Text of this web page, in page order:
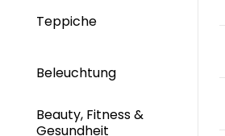
Teppiche
Beleuchtung
Beauty, Fitness &
Gesundheit